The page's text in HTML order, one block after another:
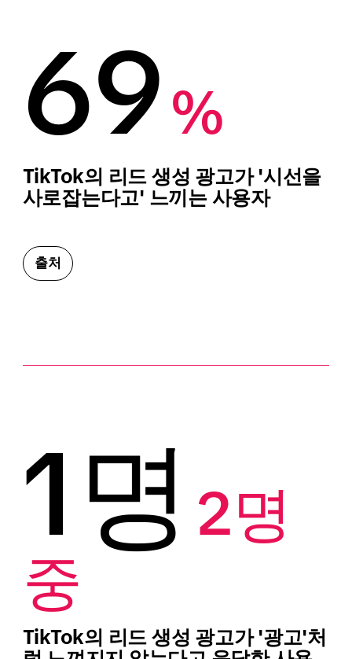
69%
TikTok의 리드 생성 광고가 '시선을
사로잡는다고' 느끼는 사용자
출처
1명 2명
중
TikTok의 리드 생성 광고가 '광고'처